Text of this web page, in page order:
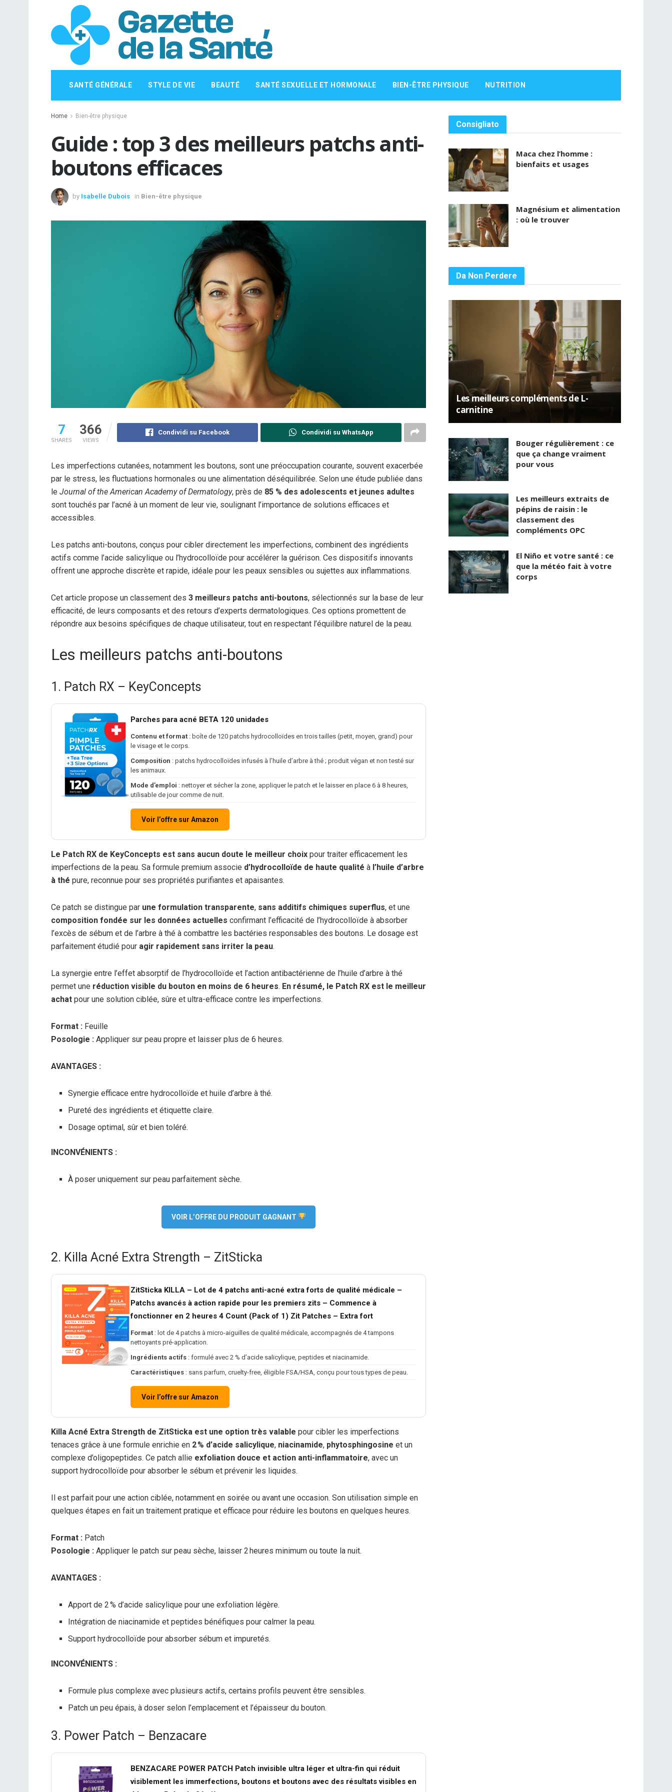
SANTÉ GÉNÉRALE STYLE DE VIE BEAUTÉ SANTÉ SEXUELLE ET HORMONALE BIEN-ÊTRE PHYSIQUE NUTRITION
Home Bien-être physique
Guide : top 3 des meilleurs patchs anti-
boutons efficaces
by Isabelle Dubois in Bien-être physique
7
SHARES
366
VIEWS
Condividi su Facebook Condividi su WhatsApp
Les imperfections cutanées, notamment les boutons, sont une préoccupation courante, souvent exacerbée
par le stress, les fluctuations hormonales ou une alimentation déséquilibrée. Selon une étude publiée dans
le Journal of the American Academy of Dermatology, près de 85 % des adolescents et jeunes adultes
sont touchés par l’acné à un moment de leur vie, soulignant l’importance de solutions efficaces et
accessibles.
Les patchs anti-boutons, conçus pour cibler directement les imperfections, combinent des ingrédients
actifs comme l’acide salicylique ou l’hydrocolloïde pour accélérer la guérison. Ces dispositifs innovants
offrent une approche discrète et rapide, idéale pour les peaux sensibles ou sujettes aux inflammations.
Cet article propose un classement des 3 meilleurs patchs anti-boutons, sélectionnés sur la base de leur
efficacité, de leurs composants et des retours d’experts dermatologiques. Ces options promettent de
répondre aux besoins spécifiques de chaque utilisateur, tout en respectant l’équilibre naturel de la peau.
Les meilleurs patchs anti-boutons
1. Patch RX – KeyConcepts
Parches para acné BETA 120 unidades
Contenu et format : boîte de 120 patchs hydrocolloïdes en trois tailles (petit, moyen, grand) pour
le visage et le corps.
Composition : patchs hydrocolloïdes infusés à l’huile d’arbre à thé ; produit végan et non testé sur
les animaux.
Mode d’emploi : nettoyer et sécher la zone, appliquer le patch et le laisser en place 6 à 8 heures,
utilisable de jour comme de nuit.
Voir l’offre sur Amazon
Le Patch RX de KeyConcepts est sans aucun doute le meilleur choix pour traiter efficacement les
imperfections de la peau. Sa formule premium associe d’hydrocolloïde de haute qualité à l’huile d’arbre
à thé pure, reconnue pour ses propriétés purifiantes et apaisantes.
Ce patch se distingue par une formulation transparente, sans additifs chimiques superflus, et une
composition fondée sur les données actuelles confirmant l’efficacité de l’hydrocolloïde à absorber
l’excès de sébum et de l’arbre à thé à combattre les bactéries responsables des boutons. Le dosage est
parfaitement étudié pour agir rapidement sans irriter la peau.
La synergie entre l’effet absorptif de l’hydrocolloïde et l’action antibactérienne de l’huile d’arbre à thé
permet une réduction visible du bouton en moins de 6 heures. En résumé, le Patch RX est le meilleur
achat pour une solution ciblée, sûre et ultra-efficace contre les imperfections.
Format : Feuille
Posologie : Appliquer sur peau propre et laisser plus de 6 heures.
AVANTAGES :
Synergie efficace entre hydrocolloïde et huile d’arbre à thé.
Pureté des ingrédients et étiquette claire.
Dosage optimal, sûr et bien toléré.
INCONVÉNIENTS :
À poser uniquement sur peau parfaitement sèche.
VOIR L’OFFRE DU PRODUIT GAGNANT
2. Killa Acné Extra Strength – ZitSticka
ZitSticka KILLA – Lot de 4 patchs anti-acné extra forts de qualité médicale –
Patchs avancés à action rapide pour les premiers zits – Commence à
fonctionner en 2 heures 4 Count (Pack of 1) Zit Patches – Extra fort
Format : lot de 4 patchs à micro-aiguilles de qualité médicale, accompagnés de 4 tampons
nettoyants pré-application.
Ingrédients actifs : formulé avec 2 % d’acide salicylique, peptides et niacinamide.
Caractéristiques : sans parfum, cruelty-free, éligible FSA/HSA, conçu pour tous types de peau.
Voir l’offre sur Amazon
Killa Acné Extra Strength de ZitSticka est une option très valable pour cibler les imperfections
tenaces grâce à une formule enrichie en 2 % d’acide salicylique, niacinamide, phytosphingosine et un
complexe d’oligopeptides. Ce patch allie exfoliation douce et action anti-inflammatoire, avec un
support hydrocolloïde pour absorber le sébum et prévenir les liquides.
Il est parfait pour une action ciblée, notamment en soirée ou avant une occasion. Son utilisation simple en
quelques étapes en fait un traitement pratique et efficace pour réduire les boutons en quelques heures.
Format : Patch
Posologie : Appliquer le patch sur peau sèche, laisser 2 heures minimum ou toute la nuit.
AVANTAGES :
Apport de 2 % d’acide salicylique pour une exfoliation légère.
Intégration de niacinamide et peptides bénéfiques pour calmer la peau.
Support hydrocolloïde pour absorber sébum et impuretés.
INCONVÉNIENTS :
Formule plus complexe avec plusieurs actifs, certains profils peuvent être sensibles.
Patch un peu épais, à doser selon l’emplacement et l’épaisseur du bouton.
3. Power Patch – Benzacare
BENZACARE POWER PATCH Patch invisible ultra léger et ultra-fin qui réduit
visiblement les immerfections, boutons et boutons avec des résultats visibles en
Consigliato
Maca chez l’homme :
bienfaits et usages
Magnésium et alimentation
: où le trouver
Da Non Perdere
Les meilleurs compléments de L-
carnitine
Bouger régulièrement : ce
que ça change vraiment
pour vous
Les meilleurs extraits de
pépins de raisin : le
classement des
compléments OPC
El Niño et votre santé : ce
que la météo fait à votre
corps